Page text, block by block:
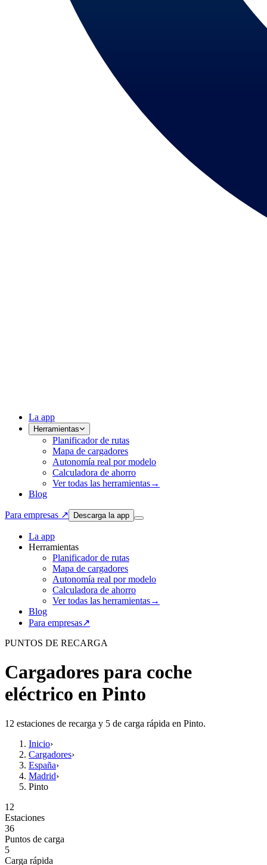
La app
Herramientas
Planificador de rutas
Mapa de cargadores
Autonomía real por modelo
Calculadora de ahorro
Ver todas las herramientas→
Blog
Para empresas ↗ Descarga la app
La app
Herramientas
Planificador de rutas
Mapa de cargadores
Autonomía real por modelo
Calculadora de ahorro
Ver todas las herramientas→
Blog
Para empresas↗
PUNTOS DE RECARGA
Cargadores para coche
eléctrico en Pinto
12 estaciones de recarga y 5 de carga rápida en Pinto.
Inicio›
Cargadores›
España›
Madrid›
Pinto
12
Estaciones
36
Puntos de carga
5
Carga rápida